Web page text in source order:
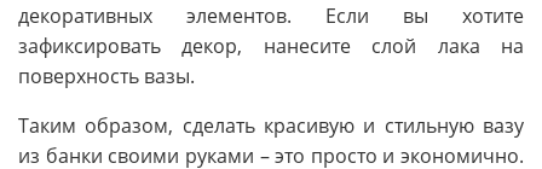
декоративных элементов. Если вы хотите
зафиксировать декор, нанесите слой лака на
поверхность вазы.
Таким образом, сделать красивую и стильную вазу
из банки своими руками – это просто и экономично.